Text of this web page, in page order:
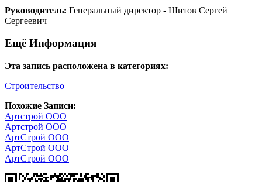
Руководитель: Генеральный директор - Шитов Сергей
Сергеевич
Ещё Информация
Эта запись расположена в категориях:
Строительство
Похожие Записи:
Артстрой ООО
Артстрой ООО
АртСтрой ООО
АртСтрой ООО
АртСтрой ООО